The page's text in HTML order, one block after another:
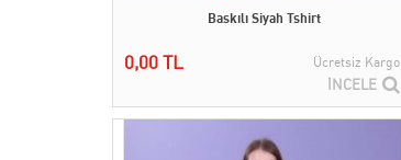
Baskılı Siyah Tshirt
0,00 TL Ücretsiz Kargo
İNCELE